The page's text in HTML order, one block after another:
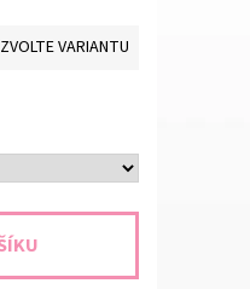
ZVOLTE VARIANTU